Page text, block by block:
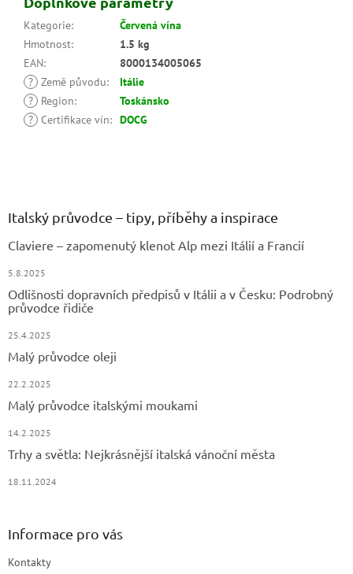
Kategorie:
Červená vína
Hmotnost:
1.5 kg
EAN:
8000134005065
? Země původu:
Itálie
?
Region:
Toskánsko
? Certifikace vín: DOCG
Italský průvodce – tipy, příběhy a inspirace
Claviere – zapomenutý klenot Alp mezi Itálií a Francií
5.8.2025
Odlišnosti dopravních předpisů v Itálii a v Česku: Podrobný
průvodce řidiče
25.4.2025
Malý průvodce oleji
22.2.2025
Malý průvodce italskými moukami
14.2.2025
Trhy a světla: Nejkrásnější italská vánoční města
18.11.2024
Informace pro vás
Kontakty